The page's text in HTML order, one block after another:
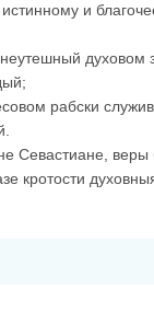
и
духовом
рабски
Севастиане, веры
кротости